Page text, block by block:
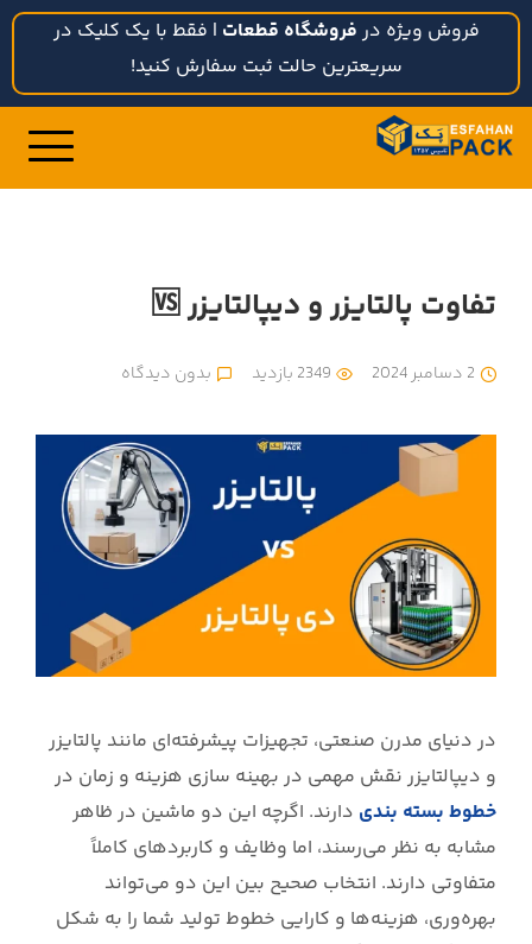
فروش ویژه در فروشگاه قطعات | فقط با یک کلیک در
سریعترین حالت ثبت سفارش کنید!
تفاوت پالتایزر و دیپالتایزر 🆚
2 دسامبر 2024 2349 بازدید بدون دیدگاه
در دنیای مدرن صنعتی، تجهیزات پیشرفته‌ای مانند پالتایزر
و دیپالتایزر نقش مهمی در بهینه سازی هزینه و زمان در
خطوط بسته بندی دارند. اگرچه این دو ماشین در ظاهر
مشابه به نظر می‌رسند، اما وظایف و کاربردهای کاملاً
متفاوتی دارند. انتخاب صحیح بین این دو می‌تواند
بهره‌وری، هزینه‌ها و کارایی خطوط تولید شما را به شکل